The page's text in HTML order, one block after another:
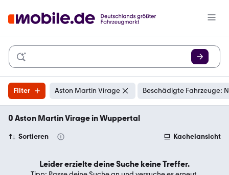
Filter Aston Martin Virage Beschädigte Fahrzeuge:
0 Aston Martin Virage in Wuppertal
Sortieren Kachelansicht
Leider erzielte deine Suche keine Treffer.